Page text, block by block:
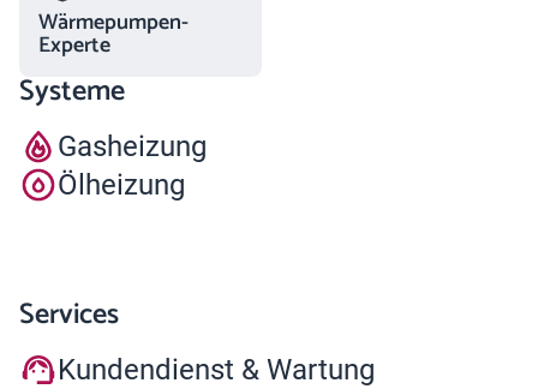
Wärmepumpen-
Experte
Systeme
Gasheizung
Ölheizung
Services
Kundendienst & Wartung